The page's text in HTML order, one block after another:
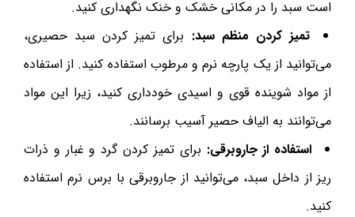
است سبد را در مکانی خشک و خنک نگهداری کنید.
تمیز کردن منظم سبد: برای تمیز کردن سبد حصیری،
می‌توانید از یک پارچه نرم و مرطوب استفاده کنید. از استفاده
از مواد شوینده قوی و اسیدی خودداری کنید، زیرا این مواد
می‌توانند به الیاف حصیر آسیب برسانند.
استفاده از جاروبرقی: برای تمیز کردن گرد و غبار و ذرات
ریز از داخل سبد، می‌توانید از جاروبرقی با برس نرم استفاده
کنید.